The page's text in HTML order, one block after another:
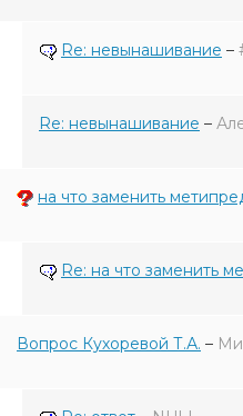
Re: невынашивание –
Re: невынашивание –
на что заменить
Re: на что заменить
Вопрос Кухоревой Т.А. –